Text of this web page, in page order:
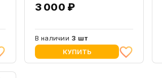
3 000 ₽
В наличии 3 шт
КУПИТЬ